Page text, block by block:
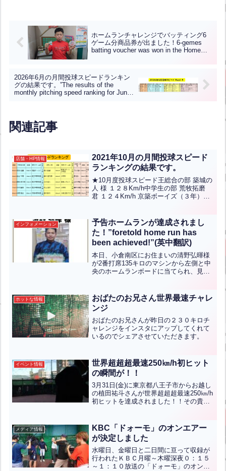
ホームランチャレンジでバッティング6
ゲーム分商品券が出ました！6-gemes
batting voucher was won in the Home
2026年6月の月間投球スピードランキン
グの結果です。”The results of the
monthly pitching speed ranking for June
関連記事
店舗・HP情報
2021年10月の月間投球スピード
ランキングの結果です。
★10月度投球スピード王総合の部 築城の
人 様 １２８Km/h中学生の部 荒牧拓磨
君 １２４Km/h 京築ボーイズ（３年）小
部 下川寛大 君 ８８Kｍ/ｈ...全文はクリ
ック
インフォメーション
予告ホームランが達成されまし
た！”foretold home run has
been achieved!”(英中翻訳)
本日、小倉南区にお住まいの清野弘暉様
が2番打席135キロのマシンから左側と中
央のホームランボードに当てられ、見事
トは2月25日（日）までのイベントとな
っておりますので、...全文はクリック
ホットな情報
おばたのお兄さん世界最速チャレ
ンジ
おばたのお兄さんが昨日の２３０キロチ
ャレンジをインスタにアップしてくれて
いるのでシェアさせていただきます。
イベント情報
世界超超超最速250㎞/h初ヒット
の瞬間が！！
3月31日(金)に東京都八王子市からお越し
の植田祐斗さんが世界超超超最速250㎞/h
初ヒットを達成されました！！その貴重
せ！！
メディア情報
KBC「ドォーモ」のオンエアー
が決定しました
水曜日、金曜日と二日間に亘って収録が
行われたＫＢＣ月曜～木曜深夜０：１５
～１：１０放送の「ドォーモ」のオンエ